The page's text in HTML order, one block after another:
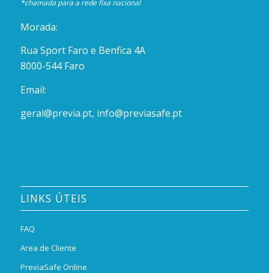
*chamada para a rede fixa nacional
Morada:
Rua Sport Faro e Benfica 4A
8000-544 Faro
Email:
geral@previa.pt, info@previasafe.pt
LINKS ÚTEIS
FAQ
Area de Cliente
PreviaSafe Online